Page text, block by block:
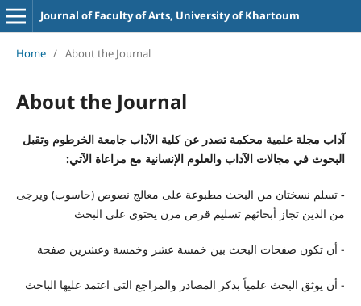
Journal of Faculty of Arts, University of Khartoum
Home / About the Journal
About the Journal
آداب مجلة علمية محكمة تصدر عن كلية الآداب جامعة الخرطوم وتقبل
البحوث في مجالات الآداب والعلوم الإنسانية مع مراعاة الآتي:
-تسلم نسختان من البحث مطبوعة على معالج نصوص (حاسوب) ويرجى
من الذين تجاز أبحاثهم تسليم قرص مرن يحتوي على البحث
- أن تكون صفحات البحث بين خمسة عشر وخمسة وعشرين صفحة
- أن يوثق البحث علمياً بذكر المصادر والمراجع التي اعتمد عليها الباحث